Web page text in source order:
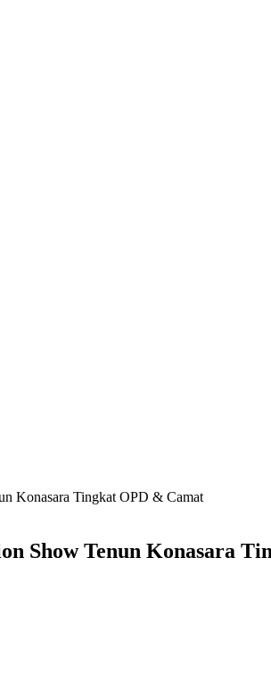
Konasara Tingkat OPD & Camat
Show Tenun Konasara